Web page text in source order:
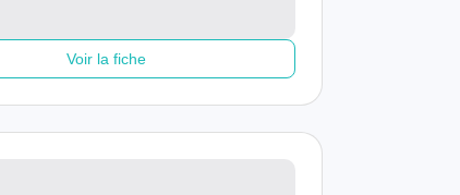
Voir la fiche